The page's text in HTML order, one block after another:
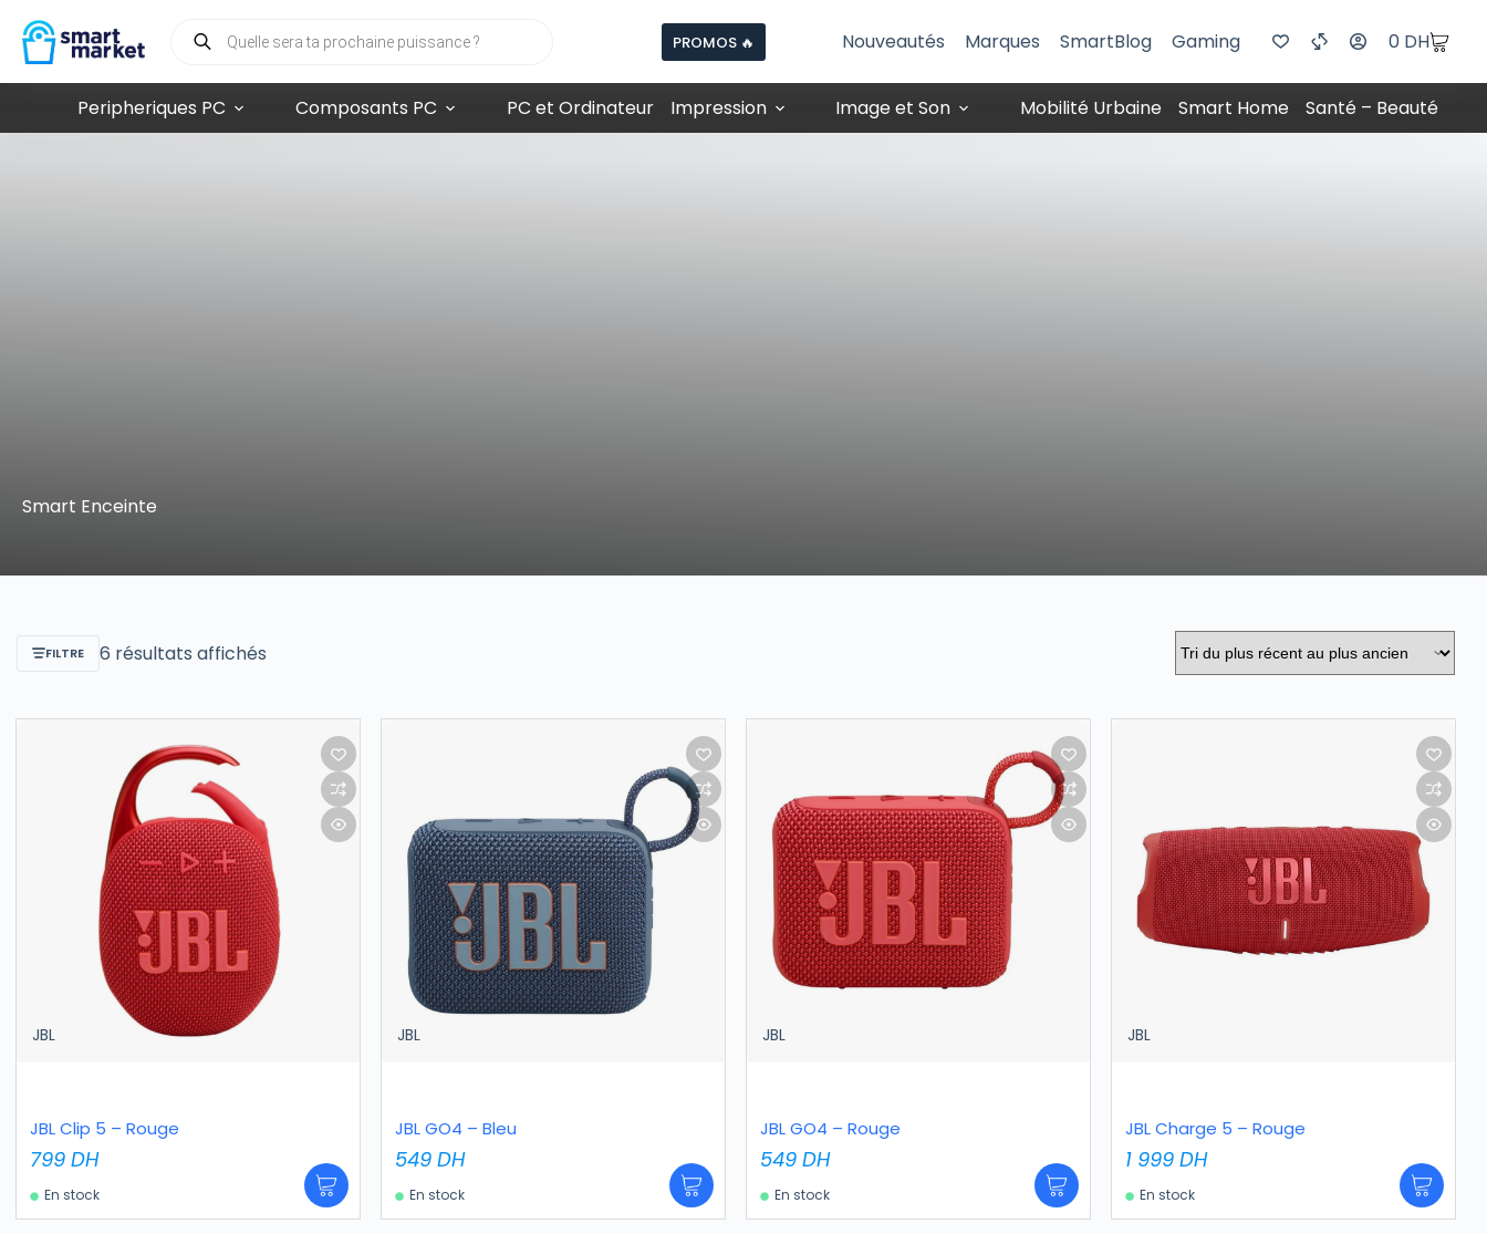
PROMOS 🔥 Nouveautés Marques SmartBlog Gaming 0 DH
Peripheriques PC Composants PC PC et Ordinateur Impression Image et Son Mobilité Urbaine Smart Home Santé – Beauté
Smart Enceinte
FILTRE 6 résultats affichés
JBL
JBL Clip 5 – Rouge
799 DH
En stock
JBL
JBL GO4 – Bleu
549 DH
En stock
JBL
JBL GO4 – Rouge
549 DH
En stock
JBL
JBL Charge 5 – Rouge
1 999 DH
En stock